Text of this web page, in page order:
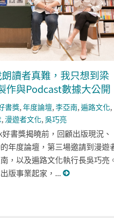
讀者真難，我只想到梁
作與Podcast數據大公開
書獎,年度論壇,李亞南,遍路文化,
,漫遊者文化,吳巧亮
書獎揭曉前，回顧出版現況、
年度論壇，第三場邀請到漫遊
，以及遍路文化執行長吳巧亮
版事業起家，...